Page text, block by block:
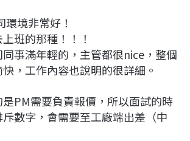
境非常好！
班的那種！！！
事滿年輕的，主管都很nice，整個
，工作內容也說明的很詳細。
PM需要負責報價，所以面試的時
數字，會需要至工廠端出差（中